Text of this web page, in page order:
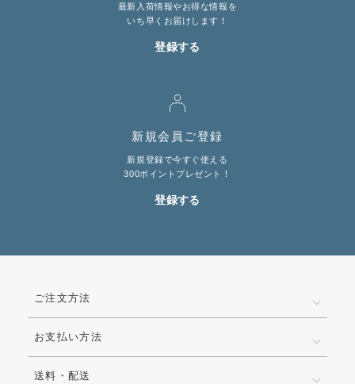
最新入荷情報やお得な情報を
いち早くお届けします！
登録する
新規会員ご登録
新規登録で今すぐ使える
300ポイントプレゼント！
登録する
ご注文方法
お支払い方法
送料・配送